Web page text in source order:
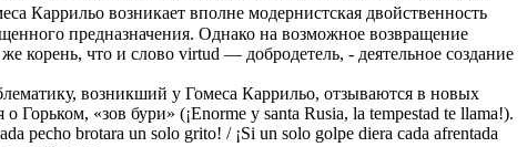
Каррильо возникает вполне модернистская двойственность
предназначения. Однако на возможное возвращение
корень, что и слово virtud — добродетель, - деятельное создание
возникший у Гомеса Каррильо, отзываются в новых
«зов бури» (¡Enorme y santa Rusia, la tempestad te llama!).
brotara un solo grito! / ¡Si un solo golpe diera cada afrentada